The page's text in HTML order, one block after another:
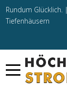
Rundum Glücklich. |
Tiefenhäusern